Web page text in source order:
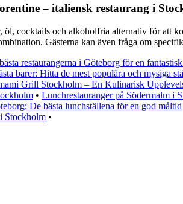
– italiensk restaurang i
öl, cocktails och alkoholfria alternativ för att
Gästerna kan även fråga om
restaurangerna i Göteborg för en
barer: Hitta de mest populära och mysiga
Grill Stockholm – En Kulinarisk
• Lunchrestauranger på Södermalm i
De bästa lunchställena för en god måltid
Stockholm •